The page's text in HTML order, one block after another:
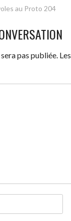
au Proto 204
pas publiée.